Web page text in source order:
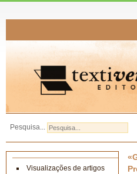
Pesquisa...
Visualizações de artigos